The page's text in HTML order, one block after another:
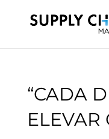
“CADA
ELEVAR